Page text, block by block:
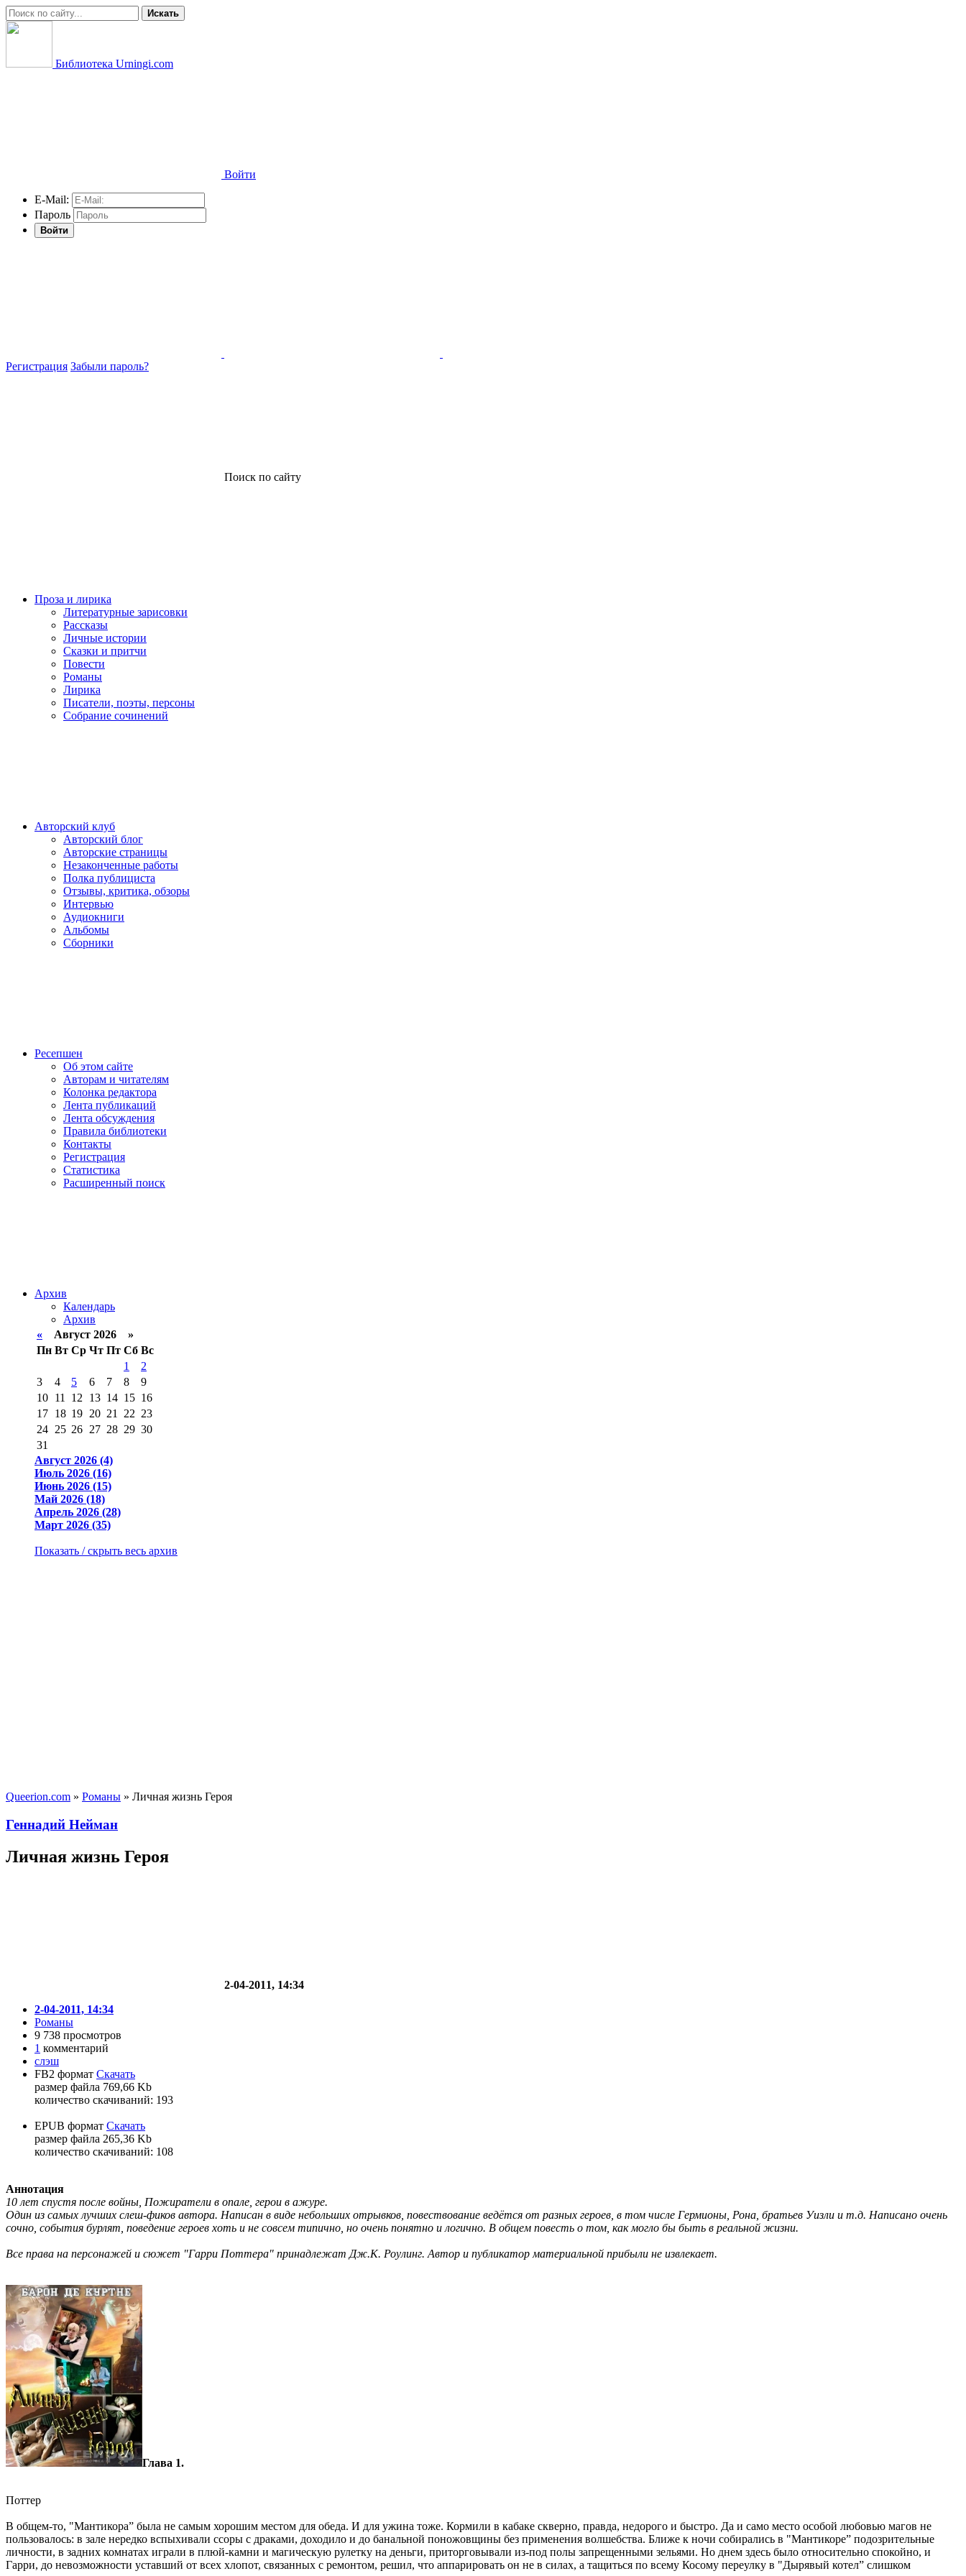
Искать
Библиотека Urningi.com
Войти
E-Mail:
Пароль
Войти
Регистрация Забыли пароль?
Поиск по сайту
Проза и лирика
Литературные зарисовки
Рассказы
Личные истории
Сказки и притчи
Повести
Романы
Лирика
Писатели, поэты, персоны
Собрание сочинений
Авторский клуб
Авторский блог
Авторские страницы
Незаконченные работы
Полка публициста
Отзывы, критика, обзоры
Интервью
Аудиокниги
Альбомы
Сборники
Ресепшен
Об этом сайте
Авторам и читателям
Колонка редактора
Лента публикаций
Лента обсуждения
Правила библиотеки
Контакты
Регистрация
Статистика
Расширенный поиск
Архив
Календарь
Архив
« Август 2026 »
Пн Вт Ср Чт Пт Сб Вс
1
2
3
4 5 6 7 8
9
10 11 12 13 14 15 16
17 18 19 20 21 22 23
24 25 26 27 28 29 30
31
Август 2026 (4)
Июль 2026 (16)
Июнь 2026 (15)
Май 2026 (18)
Апрель 2026 (28)
Март 2026 (35)
Показать / скрыть весь архив
Queerion.com » Романы » Личная жизнь Героя
Геннадий Нейман
Личная жизнь Героя
2-04-2011, 14:34
2-04-2011, 14:34
Романы
9 738 просмотров
1 комментарий
слэш
FB2 формат Скачать
размер файла 769,66 Kb
количество cкачиваний: 193
EPUB формат Скачать
размер файла 265,36 Kb
количество cкачиваний: 108
Аннотация
10 лет спустя после войны, Пожиратели в опале, герои в ажуре.
Один из самых лучших слеш-фиков автора. Написан в виде небольших отрывков, повествование ведётся от разных героев, в том числе Гермионы, Рона, братьев Уизли и т.д. Написано очень
сочно, события бурлят, поведение героев хоть и не совсем типично, но очень понятно и логично. В общем повесть о том, как могло бы быть в реальной жизни.
Все права на персонажей и сюжет "Гарри Поттера" принадлежат Дж.К. Роулинг. Автор и публикатор материальной прибыли не извлекает.
Глава 1.
Поттер
В общем-то, "Мантикора” была не самым хорошим местом для обеда. И для ужина тоже. Кормили в кабаке скверно, правда, недорого и быстро. Да и само место особой любовью магов не
пользовалось: в зале нередко вспыхивали ссоры с драками, доходило и до банальной поножовщины без применения волшебства. Ближе к ночи собирались в "Мантикоре” подозрительные
личности, в задних комнатах играли в плюй-камни и магическую рулетку на деньги, приторговывали из-под полы запрещенными зельями. Но днем здесь было относительно спокойно, и
Гарри, до невозможности уставший от всех хлопот, связанных с ремонтом, решил, что аппарировать он не в силах, а тащиться по всему Косому переулку в "Дырявый котел” слишком